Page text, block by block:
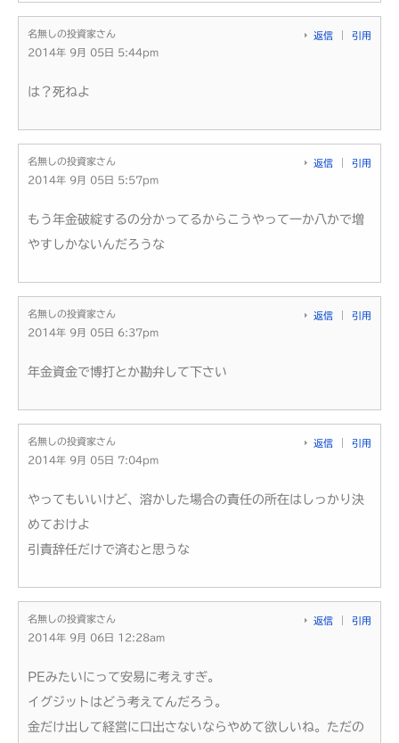
名無しの投資家さん
2014年 9月 05日 5:44pm
返信 引用
は？死ねよ
名無しの投資家さん
2014年 9月 05日 5:57pm
返信 引用
もう年金破綻するの分かってるからこうやって一か八かで増
やすしかないんだろうな
名無しの投資家さん
2014年 9月 05日 6:37pm
返信 引用
年金資金で博打とか勘弁して下さい
名無しの投資家さん
2014年 9月 05日 7:04pm
返信 引用
やってもいいけど、溶かした場合の責任の所在はしっかり決
めておけよ
引責辞任だけで済むと思うな
名無しの投資家さん
2014年 9月 06日 12:28am
返信 引用
PEみたいにって安易に考えすぎ。
イグジットはどう考えてんだろう。
金だけ出して経営に口出さないならやめて欲しいね。ただの